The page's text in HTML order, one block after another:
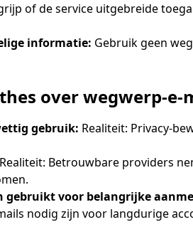
of de service uitgebreide
informatie: Gebruik geen
over wegwerp-e-
gebruik: Realiteit: Privacy-
Realiteit: Betrouwbare providers
gebruikt voor belangrijke
nodig zijn voor langdurige